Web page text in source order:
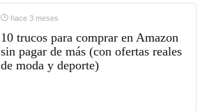
hace 3 meses
10 trucos para comprar en Amazon
sin pagar de más (con ofertas reales
de moda y deporte)